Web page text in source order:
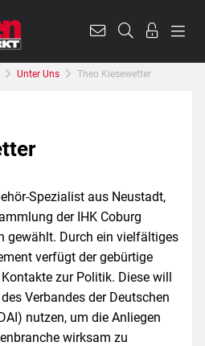
Unter Uns Theo Kiesewetter
Spezialist aus Neustadt,
der IHK Coburg
gewählt. Durch ein vielfältiges
verfügt der gebürtige
zur Politik. Diese will
Verbandes der Deutschen
nutzen, um die Anliegen
wirksam zu